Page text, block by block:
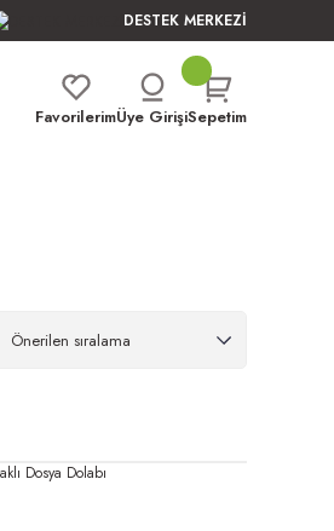
DESTEK MERKEZİ
FavorilerimÜye GirişiSepetim